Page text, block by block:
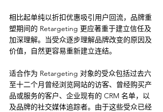
相比起单纯以折扣优惠吸引用户回流，品牌重
塑期间的 Retargeting 更应著重于建立信任及
加深理解。当受众逐步理解品牌改变的原因及
价值，自然更容易重新建立连结。
适合作为 Retargeting 对象的受众包括过去六
至十二个月曾经浏览网站的访客、曾经购买产
品或服务的客户、企业现有的 CRM 名单，以
及品牌的社交媒体追踪者。由于这些受众已经